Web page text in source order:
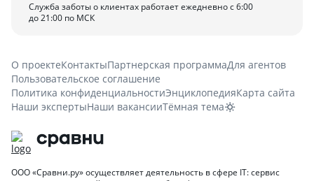
Служба заботы о клиентах работает ежедневно с 6:00
до 21:00 по МСК
О проектеКонтактыПартнерская программаДля агентов
Пользовательское соглашение
Политика конфиденциальностиЭнциклопедияКарта сайта
Наши экспертыНаши вакансииТёмная тема
ООО «Сравни.ру» осуществляет деятельность в сфере IT: сервис